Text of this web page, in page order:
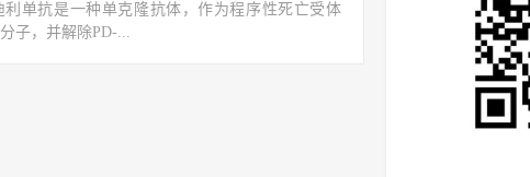
单抗是一种单克隆抗体，作为程序性死亡受体
子，并解除PD-...